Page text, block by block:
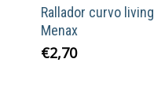
Rallador curvo living
Menax
€2,70